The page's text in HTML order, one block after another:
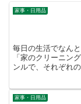
家事・日用品
毎日の生活でなん
「家のクリーニン
ンルで、それぞれ
家事・日用品